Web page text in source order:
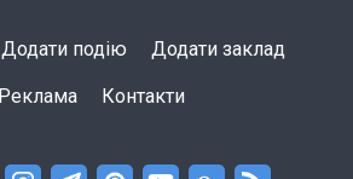
Додати подію Додати заклад
Реклама Контакти